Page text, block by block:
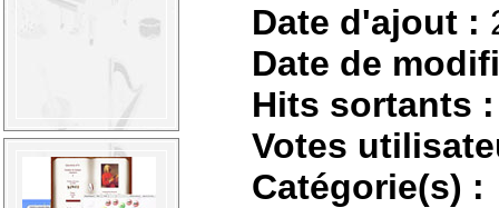
Date d'ajout :
Date de
Hits sortants :
Votes
Catégorie(s) :